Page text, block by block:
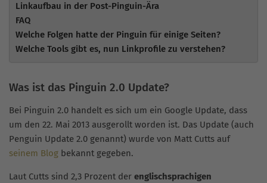
Linkaufbau in der Post-Pinguin-Ära
FAQ
Welche Folgen hatte der Pinguin für einige Seiten?
Welche Tools gibt es, nun Linkprofile zu verstehen?
Was ist das Pinguin 2.0 Update?
Bei Pinguin 2.0 handelt es sich um ein Google Update, dass
um den 22. Mai 2013 ausgerollt worden ist. Das Update (auch
Penguin Update 2.0 genannt) wurde von Matt Cutts auf
seinem Blog bekannt gegeben.
Laut Cutts sind 2,3 Prozent der englischsprachigen